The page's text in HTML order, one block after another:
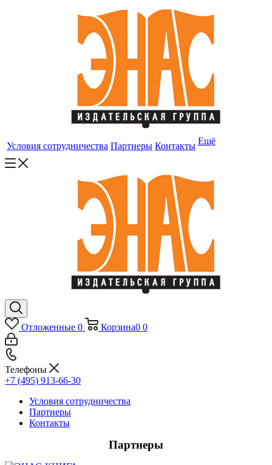
Условия сотрудничества Партнеры Контакты Ещё
Отложенные 0 Корзина0 0
Телефоны
+7 (495) 913-66-30
Условия сотрудничества
Партнеры
Контакты
Партнеры